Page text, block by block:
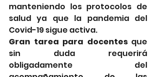
manteniendo los protocolos de
salud ya que la pandemia del
Covid-19 sigue activa.
Gran tarea para docentes que
sin duda requerirá
obligadamente del